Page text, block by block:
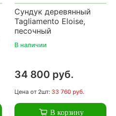
Сундук деревянный
Tagliamento Eloise,
песочный
В наличии
34 800 руб.
Цена от 2шт: 33 760 руб.
В корзину